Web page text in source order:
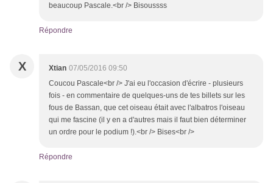
beaucoup Pascale.<br /> Bisoussss
Répondre
X Xtian 07/05/2016 09:50
Coucou Pascale<br /> J'ai eu l'occasion d'écrire - plusieurs
fois - en commentaire de quelques-uns de tes billets sur les
fous de Bassan, que cet oiseau était avec l'albatros l'oiseau
qui me fascine (il y en a d'autres mais il faut bien déterminer
un ordre pour le podium !).<br /> Bises<br />
Répondre